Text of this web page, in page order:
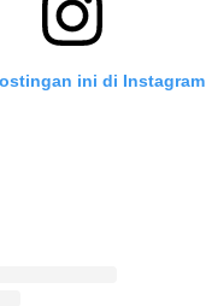
ini di Instagram